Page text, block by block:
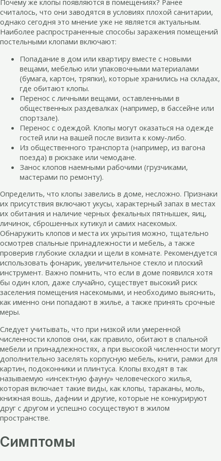
Почему же клопы появляются в помещениях? Ранее
считалось, что они заводятся в условиях плохой санитарии,
однако сегодня это мнение уже не является актуальным.
Наиболее распространенные способы заражения помещений
постельными клопами включают:
Попадание в дом или квартиру вместе с новыми
вещами, мебелью или упаковочными материалами
(бумага, картон, тряпки), которые хранились на складах,
где обитают клопы.
Перенос с личными вещами, оставленными в
общественных раздевалках (например, в бассейне или
спортзале).
Перенос с одеждой. Клопы могут оказаться на одежде
гостей или на вашей после визита к кому-либо.
Из общественного транспорта (например, из вагона
поезда) в рюкзаке или чемодане.
Занос клопов наемными рабочими (грузчиками,
мастерами по ремонту).
Определить, что клопы завелись в доме, несложно. Признаки
их присутствия включают укусы, характерный запах в местах
их обитания и наличие черных фекальных пятнышек, яиц,
личинок, сброшенных кутикул и самих насекомых.
Обнаружить клопов и места их укрытия можно, тщательно
осмотрев спальные принадлежности и мебель, а также
проверив глубокие складки и щели в комнате. Рекомендуется
использовать фонарик, увеличительное стекло и плоский
инструмент. Важно помнить, что если в доме появился хотя
бы один клоп, даже случайно, существует высокий риск
заселения помещения насекомыми, и необходимо выяснить,
как именно они попадают в жилье, а также принять срочные
меры.
Следует учитывать, что при низкой или умеренной
численности клопов они, как правило, обитают в спальной
мебели и принадлежностях, а при высокой численности могут
дополнительно заселять корпусную мебель, книги, рамки для
картин, подоконники и плинтуса. Клопы входят в так
называемую «инсектную фауну» человеческого жилья,
которая включает такие виды, как клопы, тараканы, моль,
книжная вошь, дафнии и другие, которые не конкурируют
друг с другом и успешно сосуществуют в жилом
пространстве.
Симптомы